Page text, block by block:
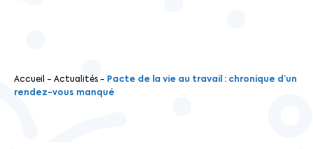
Accueil - Actualités - Pacte de la vie au travail : chronique d’un
rendez-vous manqué